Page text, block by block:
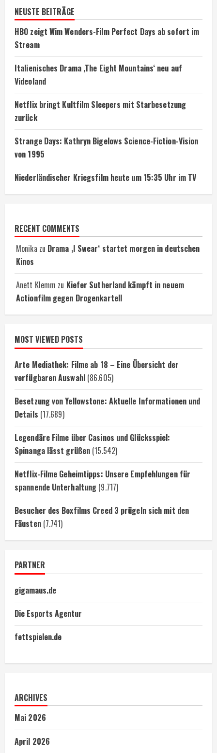
NEUSTE BEITRÄGE
HBO zeigt Wim Wenders-Film Perfect Days ab sofort im
Stream
Italienisches Drama ‚The Eight Mountains‘ neu auf
Videoland
Netflix bringt Kultfilm Sleepers mit Starbesetzung
zurück
Strange Days: Kathryn Bigelows Science-Fiction-Vision
von 1995
Niederländischer Kriegsfilm heute um 15:35 Uhr im TV
RECENT COMMENTS
Monika zu Drama ‚I Swear‘ startet morgen in deutschen
Kinos
Anett Klemm zu Kiefer Sutherland kämpft in neuem
Actionfilm gegen Drogenkartell
MOST VIEWED POSTS
Arte Mediathek: Filme ab 18 – Eine Übersicht der
verfügbaren Auswahl (86.605)
Besetzung von Yellowstone: Aktuelle Informationen und
Details (17.689)
Legendäre Filme über Casinos und Glücksspiel:
Spinanga lässt grüßen (15.542)
Netflix-Filme Geheimtipps: Unsere Empfehlungen für
spannende Unterhaltung (9.717)
Besucher des Boxfilms Creed 3 prügeln sich mit den
Fäusten (7.741)
PARTNER
gigamaus.de
Die Esports Agentur
fettspielen.de
ARCHIVES
Mai 2026
April 2026